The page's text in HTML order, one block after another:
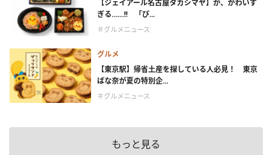
【ジェイアール名古屋タカシマヤ】か、かわいす
ぎる……!! 「ぴ...
＃グルメニュース
グルメ
【東京駅】帰省土産を探している人必見！ 東京
ばな奈が夏の特別企...
＃グルメニュース
もっと見る